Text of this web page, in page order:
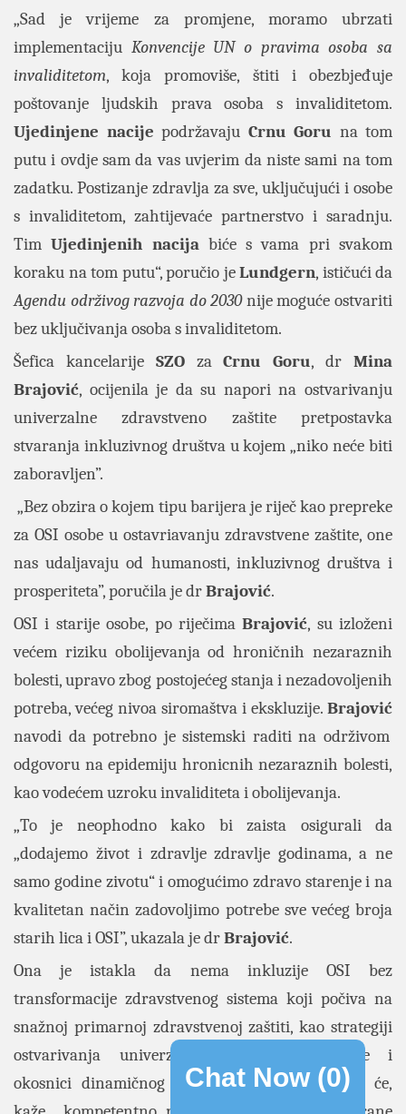
„Sad je vrijeme za promjene, moramo ubrzati
implementaciju Konvencije UN o pravima osoba sa
invaliditetom, koja promoviše, štiti i obezbjeđuje
poštovanje ljudskih prava osoba s invaliditetom.
Ujedinjene nacije podržavaju Crnu Goru na tom
putu i ovdje sam da vas uvjerim da niste sami na tom
zadatku. Postizanje zdravlja za sve, uključujući i osobe
s invaliditetom, zahtijevaće partnerstvo i saradnju.
TimUjedinjenih nacijabiće s vama pri svakom
koraku na tom putu“, poručio jeLundgern, ističući da
Agendu održivog razvoja do 2030nije moguće ostvariti
bez uključivanja osoba s invaliditetom.
Šefica kancelarije SZOzaCrnu Goru, drMina
Brajović, ocijenila je da su napori na ostvarivanju
univerzalne zdravstveno zaštite pretpostavka
stvaranja inkluzivnog društva u kojem „niko neće biti
zaboravljen”.
„Bez obzira o kojem tipu barijera je riječ kao prepreke
za OSI osobe u ostavriavanju zdravstvene zaštite, one
nas udaljavaju od humanosti, inkluzivnog društva i
prosperiteta”, poručila je drBrajović.
OSI i starije osobe, po riječimaBrajović, su izloženi
većem riziku obolijevanja od hroničnih nezaraznih
bolesti, upravo zbog postojećeg stanja i nezadovoljenih
potreba, većeg nivoa siromaštva i ekskluzije. Brajović
navodi da potrebno je sistemski raditi na održivom
odgovoru na epidemiju hronicnih nezaraznih bolesti,
kao vodećem uzroku invaliditeta i obolijevanja.
„To je neophodno kako bi zaista osigurali da
„dodajemo život i zdravlje zdravlje godinama, a ne
samo godine zivotu“ i omogućimo zdravo starenje i na
kvalitetan način zadovoljimo potrebe sve većeg broja
starih lica i OSI”, ukazala je drBrajović.
Ona je istakla da nema inkluzije OSI bez
transformacije zdravstvenog sistema koji počiva na
snažnoj primarnoj zdravstvenoj zaštiti, kao strategiji
ostvarivanja univerzalne zdravstveno zaštite i
okosnici dinamičnog zdravstvenog sistema koji će,
Chat Now (0)